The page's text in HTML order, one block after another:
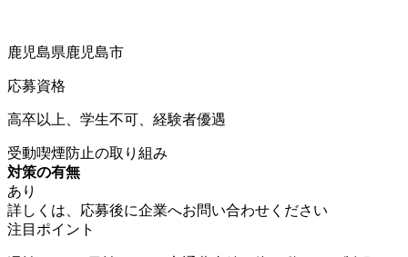
鹿児島県鹿児島市
応募資格
高卒以上、学生不可、経験者優遇
受動喫煙防止の取り組み
対策の有無
あり
詳しくは、応募後に企業へお問い合わせください
注目ポイント